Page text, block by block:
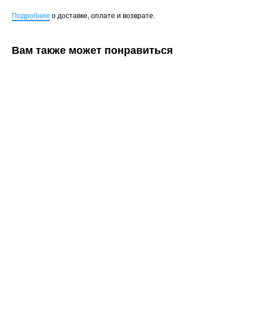
Подробнее о доставке, оплате и возврате.
Вам также может понравиться